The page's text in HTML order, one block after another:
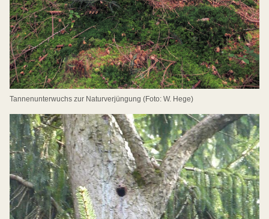
Tannenunterwuchs zur Naturverjüngung (Foto: W. Hege)